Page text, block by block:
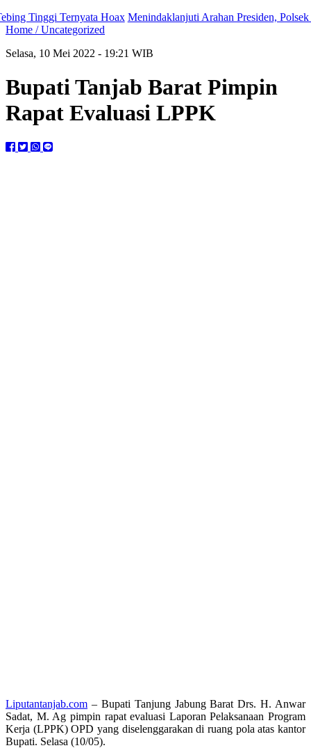
Tinggi Ternyata Hoax Menindaklanjuti Arahan Presiden, Polsek
Home /Uncategorized
Selasa, 10 Mei 2022 - 19:21 WIB
Bupati Tanjab Barat Pimpin
Rapat Evaluasi LPPK
Liputantanjab.com – Bupati Tanjung Jabung Barat Drs. H. Anwar
Sadat, M. Ag pimpin rapat evaluasi Laporan Pelaksanaan Program
Kerja (LPPK) OPD yang diselenggarakan di ruang pola atas kantor
Bupati. Selasa (10/05).